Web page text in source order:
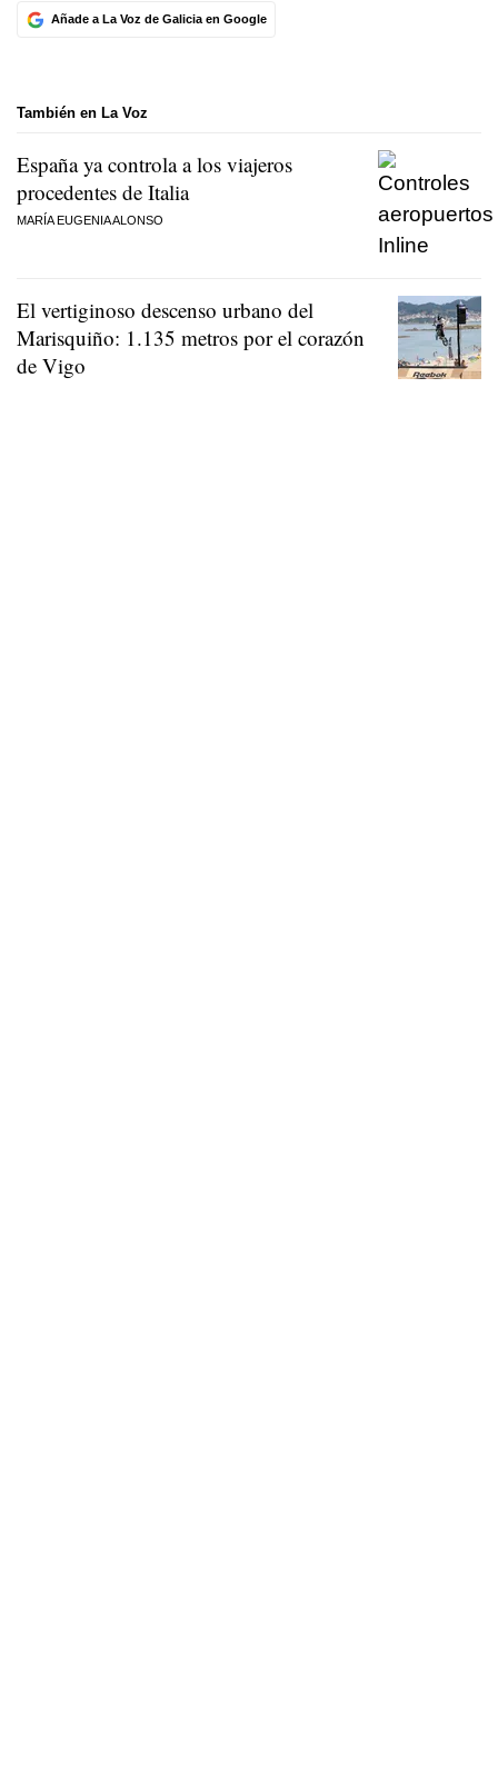
Añade a La Voz de Galicia en Google
También en La Voz
España ya controla a los viajeros
procedentes de Italia
MARÍA EUGENIA ALONSO
El vertiginoso descenso urbano del
Marisquiño: 1.135 metros por el corazón
de Vigo